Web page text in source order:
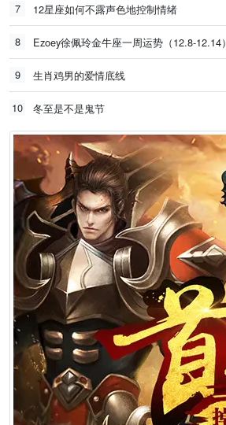
7 12星座如何不露声色地控制情绪
8 Ezoey徐佩玲金牛座一周运势（12.8-12.14）
9 生肖鸡男的爱情底线
10 冬至是不是鬼节